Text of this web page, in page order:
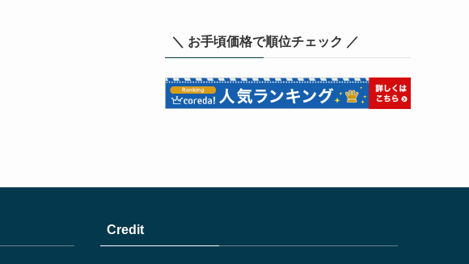
＼ お手頃価格で順位チェック ／
Credit